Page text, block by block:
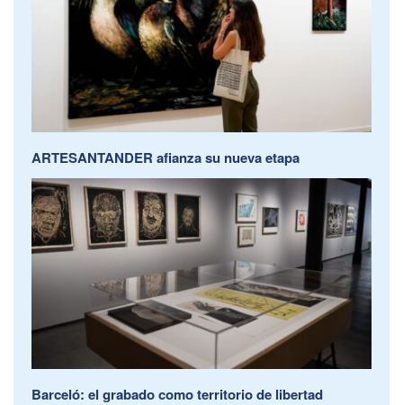
ARTESANTANDER afianza su nueva etapa
Barceló: el grabado como territorio de libertad